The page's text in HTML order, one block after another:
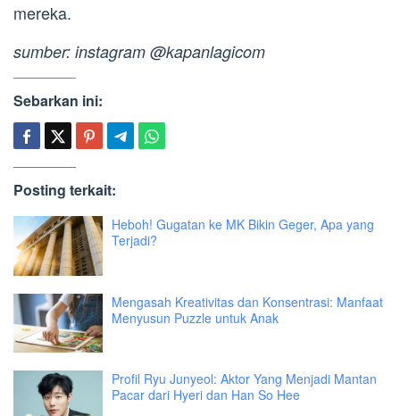
mereka.
sumber: instagram @kapanlagicom
Sebarkan ini:
Posting terkait:
Heboh! Gugatan ke MK Bikin Geger, Apa yang
Terjadi?
Mengasah Kreativitas dan Konsentrasi: Manfaat
Menyusun Puzzle untuk Anak
Profil Ryu Junyeol: Aktor Yang Menjadi Mantan
Pacar dari Hyeri dan Han So Hee